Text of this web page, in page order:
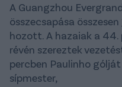
A Guangzhou
összecsapása összesen
hozott. A hazaiak a 44.
révén szereztek
percben Paulinho
sípmester,